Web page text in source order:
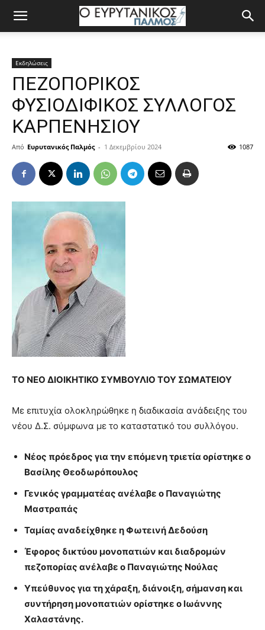
Εκδηλώσεις
ΠΕΖΟΠΟΡΙΚΟΣ
ΦΥΣΙΟΔΙΦΙΚΟΣ ΣΥΛΛΟΓΟΣ
ΚΑΡΠΕΝΗΣΙΟΥ
Από Ευρυτανικός Παλμός - 1 Δεκεμβρίου 2024 1087
ΤΟ ΝΕΟ ΔΙΟΙΚΗΤΙΚΟ ΣΥΜΒΟΥΛΙΟ ΤΟΥ ΣΩΜΑΤΕΙΟΥ
Με επιτυχία ολοκληρώθηκε η διαδικασία ανάδειξης του
νέου Δ.Σ. σύμφωνα με το καταστατικό του συλλόγου.
Νέος πρόεδρος για την επόμενη τριετία ορίστηκε ο
Βασίλης Θεοδωρόπουλος
Γενικός γραμματέας ανέλαβε ο Παναγιώτης
Μαστραπάς
Ταμίας αναδείχθηκε η Φωτεινή Δεδούση
Έφορος δικτύου μονοπατιών και διαδρομών
πεζοπορίας ανέλαβε ο Παναγιώτης Νούλας
Υπεύθυνος για τη χάραξη, διάνοιξη, σήμανση και
συντήρηση μονοπατιών ορίστηκε ο Ιωάννης
Χαλαστάνης.